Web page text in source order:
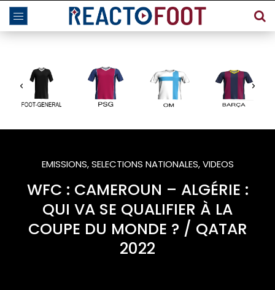
EMISSIONS,SELECTIONS NATIONALES,VIDEOS
WFC : CAMEROUN – ALGÉRIE :
QUI VA SE QUALIFIER À LA
COUPE DU MONDE ? / QATAR
2022